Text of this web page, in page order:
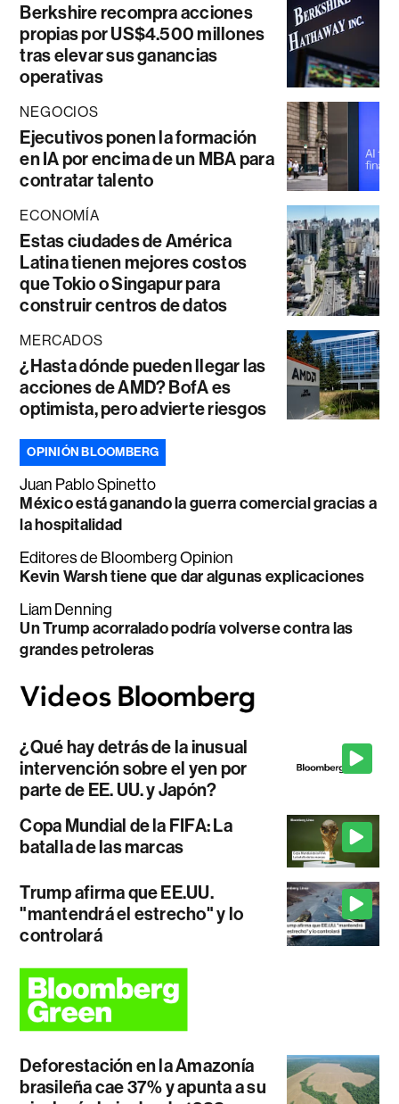
Berkshire recompra acciones
propias por US$4.500 millones
tras elevar sus ganancias
operativas
NEGOCIOS
Ejecutivos ponen la formación
en IA por encima de un MBA para
contratar talento
ECONOMÍA
Estas ciudades de América
Latina tienen mejores costos
que Tokio o Singapur para
construir centros de datos
MERCADOS
¿Hasta dónde pueden llegar las
acciones de AMD? BofA es
optimista, pero advierte riesgos
OPINIÓN BLOOMBERG
Juan Pablo Spinetto
México está ganando la guerra comercial gracias a
la hospitalidad
Editores de Bloomberg Opinion
Kevin Warsh tiene que dar algunas explicaciones
Liam Denning
Un Trump acorralado podría volverse contra las
grandes petroleras
¿Qué hay detrás de la inusual
intervención sobre el yen por
parte de EE. UU. y Japón?
Copa Mundial de la FIFA: La
batalla de las marcas
Trump afirma que EE.UU.
"mantendrá el estrecho" y lo
controlará
Deforestación en la Amazonía
brasileña cae 37% y apunta a su